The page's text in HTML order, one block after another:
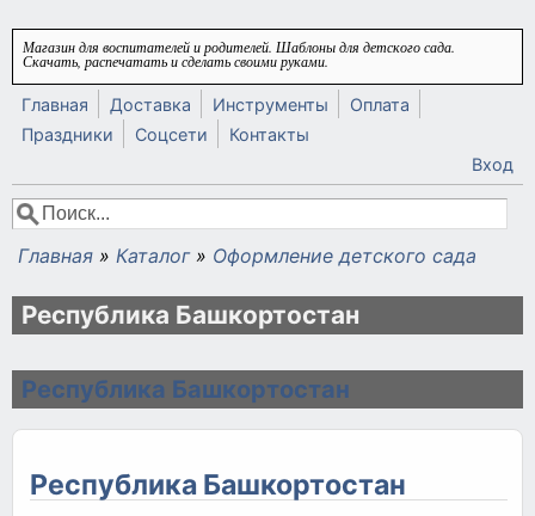
Перейти к основному содержанию
Магазин для воспитателей и родителей. Шаблоны для детского сада.
Скачать, распечатать и сделать своими руками.
Главная Доставка Инструменты
Оплата
Праздники
Соцсети
Контакты
Вход
Форма поиска
Поиск
Вы здесь
Главная » Каталог » Оформление детского сада
Республика Башкортостан
Республика Башкортостан
Республика Башкортостан